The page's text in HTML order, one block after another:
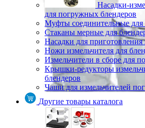
Насадки-
для погружных блендеров
Муфты соединительные для
Стаканы мерные для
Насадки для
Ножи измельчителя для
Измельчители в сборе для
Крышки-редукторы
блендеров
Чаши для измельчителей
Другие товары каталога